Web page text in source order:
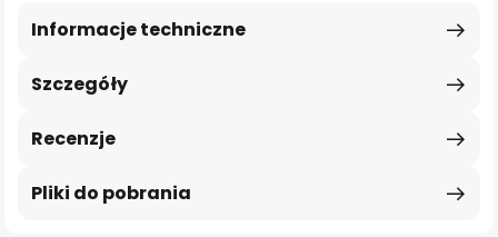
Szczegóły
Informacje techniczne
Recenzje
Pliki do pobrania